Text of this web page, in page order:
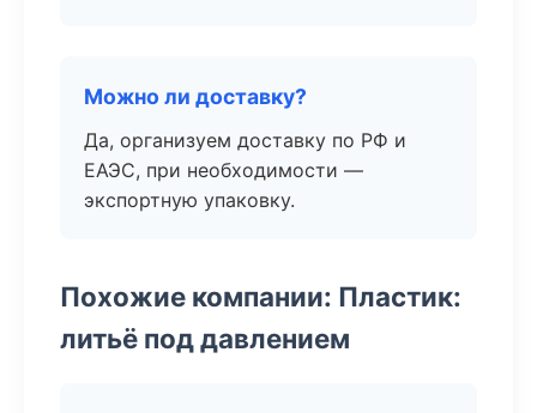
Можно ли доставку?
Да, организуем доставку по РФ и
ЕАЭС, при необходимости —
экспортную упаковку.
Похожие компании: Пластик:
литьё под давлением